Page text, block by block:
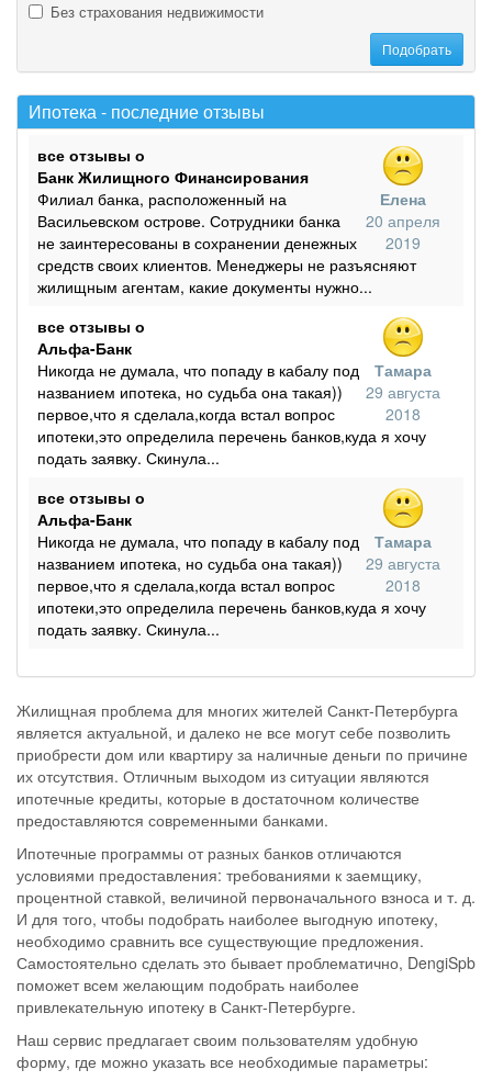
Без страхования недвижимости
Ипотека - последние отзывы
Елена
20 апреля
2019
все отзывы о
Банк Жилищного Финансирования
Филиал банка, расположенный на
Васильевском острове. Сотрудники банка
не заинтересованы в сохранении денежных
средств своих клиентов. Менеджеры не разъясняют
жилищным агентам, какие документы нужно...
Тамара
29 августа
2018
все отзывы о
Альфа-Банк
Никогда не думала, что попаду в кабалу под
названием ипотека, но судьба она такая))
первое,что я сделала,когда встал вопрос
ипотеки,это определила перечень банков,куда я хочу
подать заявку. Скинула...
Тамара
29 августа
2018
все отзывы о
Альфа-Банк
Никогда не думала, что попаду в кабалу под
названием ипотека, но судьба она такая))
первое,что я сделала,когда встал вопрос
ипотеки,это определила перечень банков,куда я хочу
подать заявку. Скинула...
Жилищная проблема для многих жителей Санкт-Петербурга
является актуальной, и далеко не все могут себе позволить
приобрести дом или квартиру за наличные деньги по причине
их отсутствия. Отличным выходом из ситуации являются
ипотечные кредиты, которые в достаточном количестве
предоставляются современными банками.
Ипотечные программы от разных банков отличаются
условиями предоставления: требованиями к заемщику,
процентной ставкой, величиной первоначального взноса и т. д.
И для того, чтобы подобрать наиболее выгодную ипотеку,
необходимо сравнить все существующие предложения.
Самостоятельно сделать это бывает проблематично, DengiSpb
поможет всем желающим подобрать наиболее
привлекательную ипотеку в Санкт-Петербурге.
Наш сервис предлагает своим пользователям удобную
форму, где можно указать все необходимые параметры: